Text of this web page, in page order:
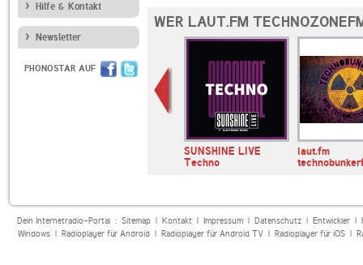
Hilfe & Kontakt
Newsletter
PHONOSTAR AUF
WER LAUT.FM
SUNSHINE LIVE
Techno
laut.fm
Dein Internetradio-Portal : Sitemap| Kontakt| Impressum| Datenschutz| Entwickler|
Windows| Radioplayer für Android| Radioplayer für Android TV| Radioplayer für iOS|